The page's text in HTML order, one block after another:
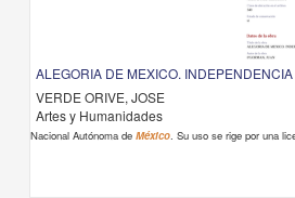
ALEGORIA DE MEXICO.
VERDE ORIVE, JOSE
Artes y Humanidades
Nacional Autónoma deMéxico. Su uso se rige por una